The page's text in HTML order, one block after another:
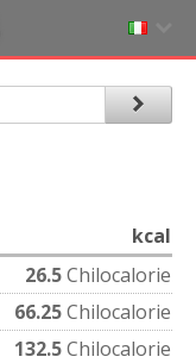
kcal
26.5Chilocalorie
66.25Chilocalorie
132.5Chilocalorie